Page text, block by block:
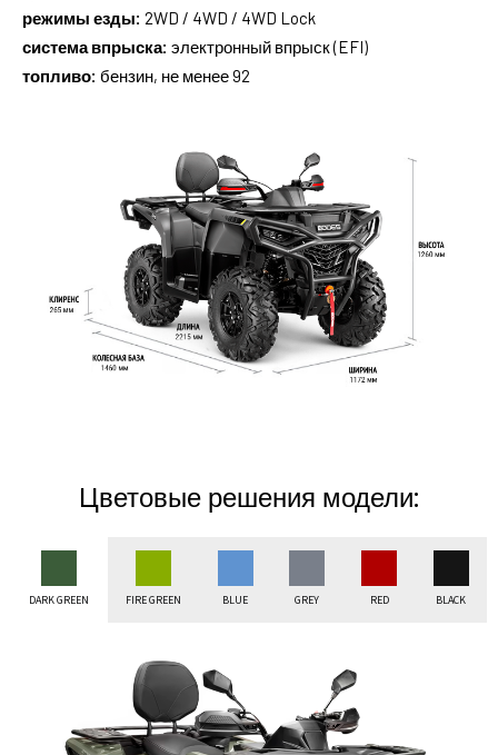
режимы езды: 2WD / 4WD / 4WD Lock
система впрыска: электронный впрыск (EFI)
топливо: бензин, не менее 92
Цветовые решения модели:
DARK GREEN FIRE GREEN BLUE GREY RED BLACK